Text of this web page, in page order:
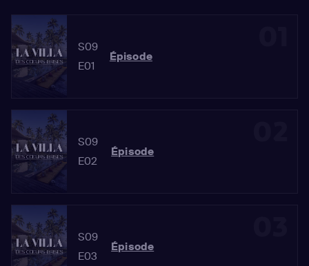
S09
E01
Épisode
S09
E02
Épisode
S09
E03
Épisode